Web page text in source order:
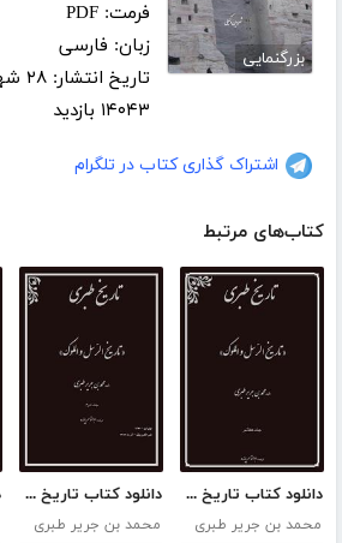
بزرگنمایی
فرمت: PDF
زبان: فارسی
تاریخ انتشار: ۲۸ شهریور ۱۳۹۸
۱۴۰۴۳ بازدید
اشتراک گذاری کتاب در تلگرام
کتاب‌های مرتبط
دانلود کتاب تاریخ طبری - جلد هفتم
محمد بن جریر طبری
دانلود کتاب تاریخ طبری - جلد دوم
محمد بن جریر طبری